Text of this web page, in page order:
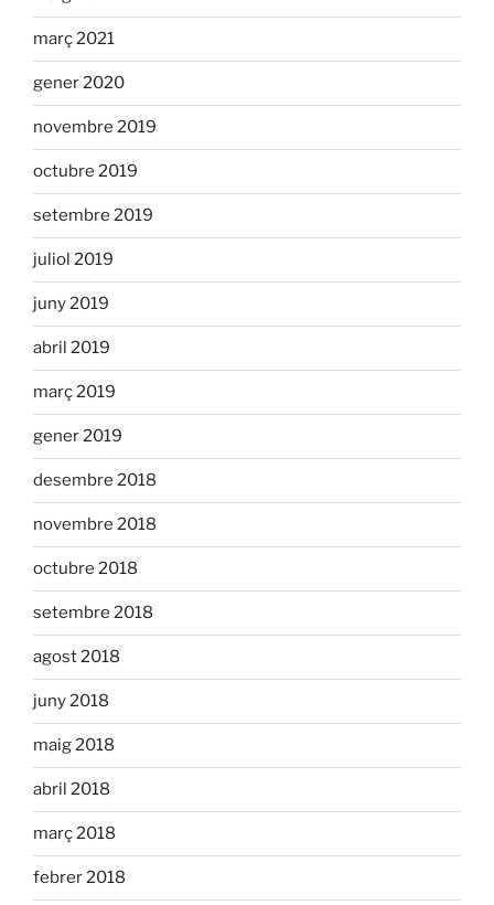
març 2021
gener 2020
novembre 2019
octubre 2019
setembre 2019
juliol 2019
juny 2019
abril 2019
març 2019
gener 2019
desembre 2018
novembre 2018
octubre 2018
setembre 2018
agost 2018
juny 2018
maig 2018
abril 2018
març 2018
febrer 2018